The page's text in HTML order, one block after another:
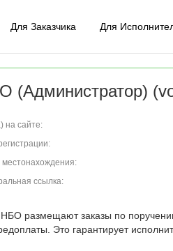
Для Заказчика Для
(Администратор)
на сайте:
местонахождения:
ссылка:
размещают заказы по
Это гарантирует